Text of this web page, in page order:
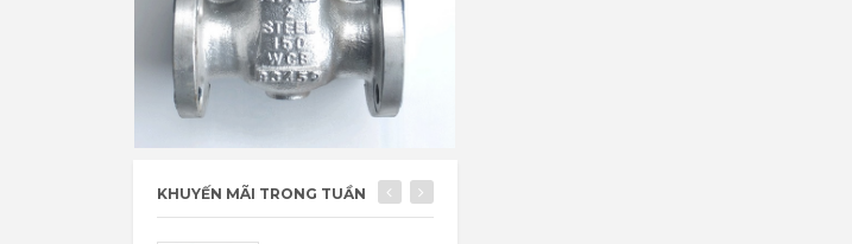
KHUYẾN MÃI TRONG TUẦN